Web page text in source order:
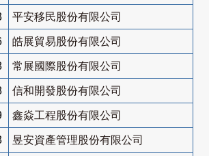
平安移民股份有限公司
皓展貿易股份有限公司
常展國際股份有限公司
信和開發股份有限公司
鑫焱工程股份有限公司
昱安資產管理股份有限公司